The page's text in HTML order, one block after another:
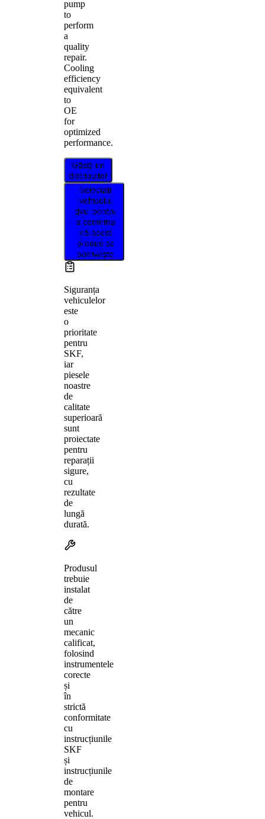
pump
to
perform
a
quality
repair.
Cooling
efficiency
equivalent
to
OE
for
optimized
performance.
Găsiți un
distribuitor
Selectați
vehiculul
dvs. pentru
a confirma
că acest
produs se
potrivește
Siguranța
vehiculelor
este
o
prioritate
pentru
SKF,
iar
piesele
noastre
de
calitate
superioară
sunt
proiectate
pentru
reparații
sigure,
cu
rezultate
de
lungă
durată.
Produsul
trebuie
instalat
de
către
un
mecanic
calificat,
folosind
instrumentele
corecte
și
în
strictă
conformitate
cu
instrucțiunile
SKF
și
instrucțiunile
de
montare
pentru
vehicul.